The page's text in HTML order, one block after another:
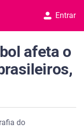
Entrar
afeta o
do